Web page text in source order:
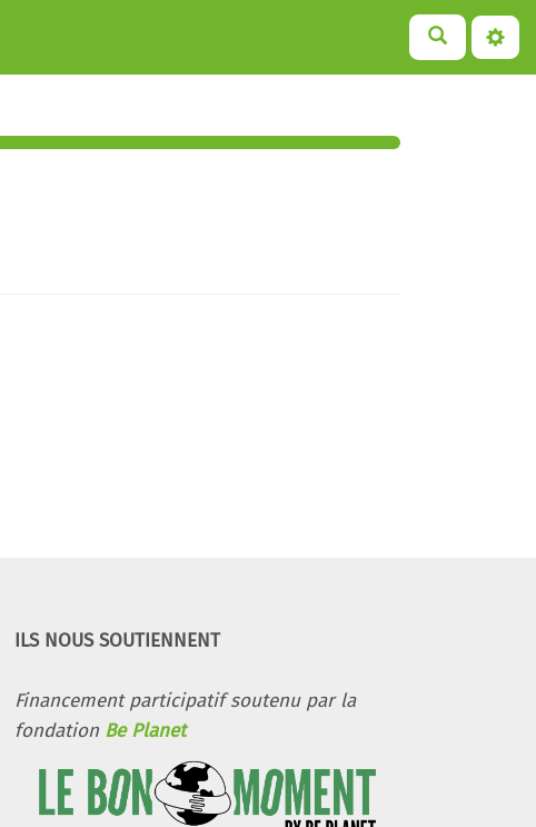
ILS NOUS SOUTIENNENT
Financement participatif soutenu par la
fondation Be Planet